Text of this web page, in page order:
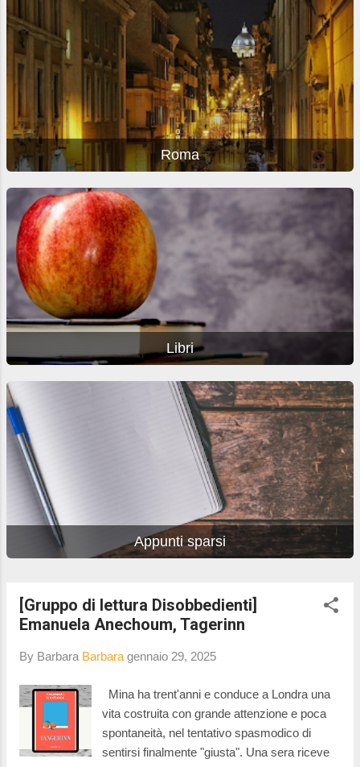
Roma
Libri
Appunti sparsi
[Gruppo di lettura Disobbedienti]
Emanuela Anechoum, Tagerinn
By Barbara Barbara gennaio 29, 2025
Mina ha trent'anni e conduce a Londra una
vita costruita con grande attenzione e poca
spontaneità, nel tentativo spasmodico di
sentirsi finalmente "giusta". Una sera riceve